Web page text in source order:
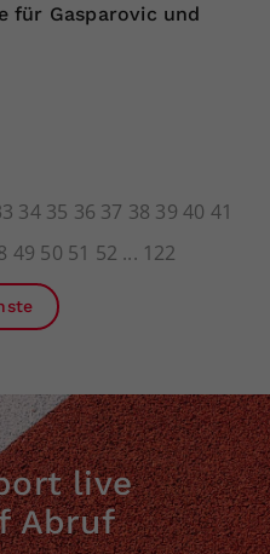
für Gasparovic und
34 35 36 37 38 39 40 41
49 50 51 52 122
live
Abruf